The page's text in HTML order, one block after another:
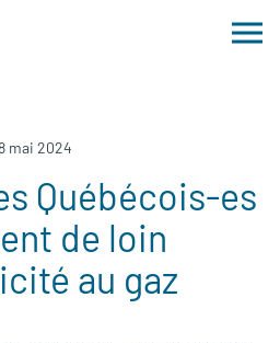
mai 2024
Québécois-es
de loin
au gaz